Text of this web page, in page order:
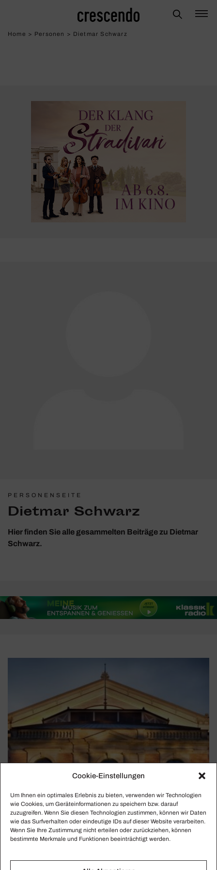
Cookie-Einstellungen
Um Ihnen ein optimales Erlebnis zu bieten, verwenden wir Technologien
wie Cookies, um Geräteinformationen zu speichern bzw. darauf
zuzugreifen. Wenn Sie diesen Technologien zustimmen, können wir Daten
wie das Surfverhalten oder eindeutige IDs auf dieser Website verarbeiten.
Wenn Sie Ihre Zustimmung nicht erteilen oder zurückziehen, können
bestimmte Merkmale und Funktionen beeinträchtigt werden.
Home > Personen > Dietmar Schwarz
PERSONENSEITE
Dietmar Schwarz
Hier finden Sie alle gesammelten Beiträge zu Dietmar
Schwarz.